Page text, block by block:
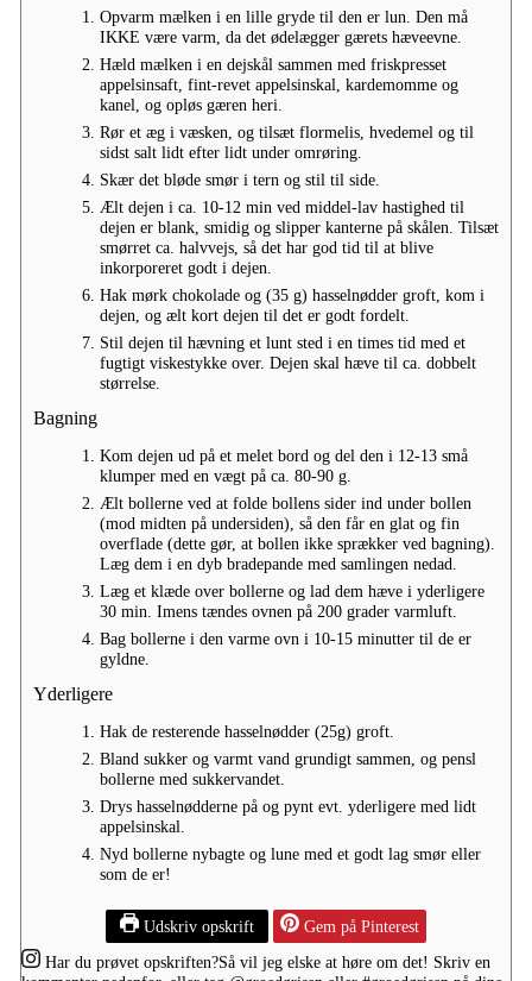
Opvarm mælken i en lille gryde til den er lun. Den må
IKKE være varm, da det ødelægger gærets hæveevne.
Hæld mælken i en dejskål sammen med friskpresset
appelsinsaft, fint-revet appelsinskal, kardemomme og
kanel, og opløs gæren heri.
Rør et æg i væsken, og tilsæt flormelis, hvedemel og til
sidst salt lidt efter lidt under omrøring.
Skær det bløde smør i tern og stil til side.
Ælt dejen i ca. 10-12 min ved middel-lav hastighed til
dejen er blank, smidig og slipper kanterne på skålen. Tilsæt
smørret ca. halvvejs, så det har god tid til at blive
inkorporeret godt i dejen.
Hak mørk chokolade og (35 g) hasselnødder groft, kom i
dejen, og ælt kort dejen til det er godt fordelt.
Stil dejen til hævning et lunt sted i en times tid med et
fugtigt viskestykke over. Dejen skal hæve til ca. dobbelt
størrelse.
Bagning
Kom dejen ud på et melet bord og del den i 12-13 små
klumper med en vægt på ca. 80-90 g.
Ælt bollerne ved at folde bollens sider ind under bollen
(mod midten på undersiden), så den får en glat og fin
overflade (dette gør, at bollen ikke sprækker ved bagning).
Læg dem i en dyb bradepande med samlingen nedad.
Læg et klæde over bollerne og lad dem hæve i yderligere
30 min. Imens tændes ovnen på 200 grader varmluft.
Bag bollerne i den varme ovn i 10-15 minutter til de er
gyldne.
Yderligere
Hak de resterende hasselnødder (25g) groft.
Bland sukker og varmt vand grundigt sammen, og pensl
bollerne med sukkervandet.
Drys hasselnødderne på og pynt evt. yderligere med lidt
appelsinskal.
Nyd bollerne nybagte og lune med et godt lag smør eller
som de er!
Udskriv opskrift
Gem på Pinterest
Har du prøvet opskriften?Så vil jeg elske at høre om det! Skriv en